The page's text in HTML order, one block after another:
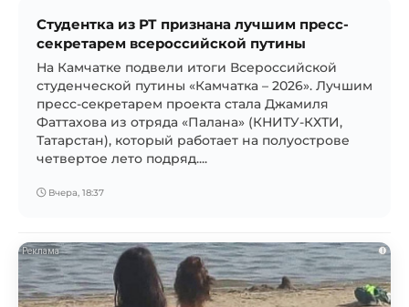
Студентка из РТ признана лучшим пресс-
секретарем всероссийской путины
На Камчатке подвели итоги Всероссийской
студенческой путины «Камчатка – 2026». Лучшим
пресс-секретарем проекта стала Джамиля
Фаттахова из отряда «Палана» (КНИТУ-КХТИ,
Татарстан), который работает на полуострове
четвертое лето подряд....
Вчера, 18:37
i